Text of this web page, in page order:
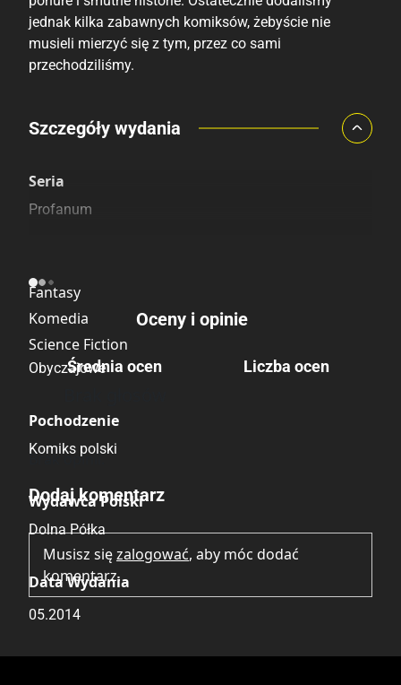
jednak kilka zabawnych komiksów, żebyście nie
musieli mierzyć się z tym, przez co sami
przechodziliśmy.
Porównaj ceny
Szczegóły wydania
Seria
Profanum
Fantasy
Komedia
Science Fiction
Obyczajowe
Pochodzenie
Komiks polski
Wydawca Polski
Dolna Półka
Data Wydania
05.2014
Oceny i opinie
Średnia ocen Liczba ocen
Brak opinii.
Dodaj komentarz
Musisz sięzalogować, aby móc dodać
komentarz.